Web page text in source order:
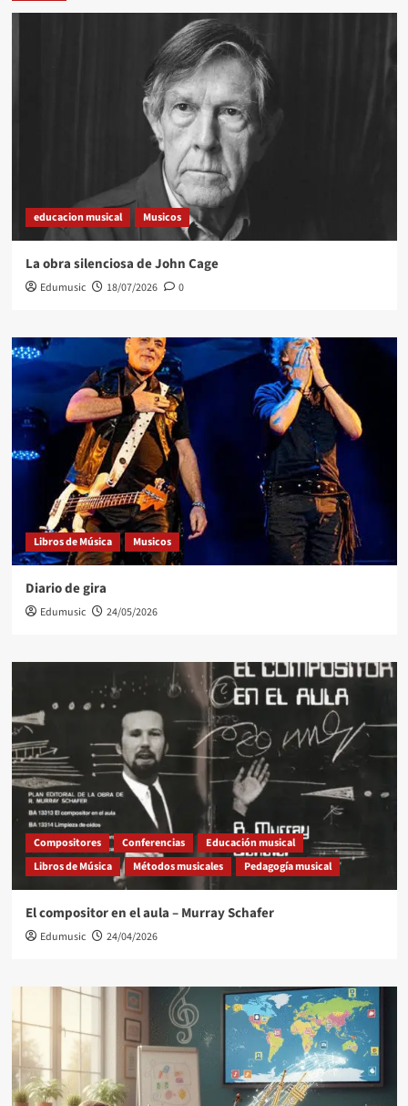
educacion musical Musicos
La obra silenciosa de John Cage
Edumusic 18/07/2026 0
Libros de Música Musicos
Diario de gira
Edumusic 24/05/2026
Compositores Conferencias
Educación musical
Libros de Música
Métodos musicales Pedagogía musical
El compositor en el aula – Murray Schafer
Edumusic 24/04/2026